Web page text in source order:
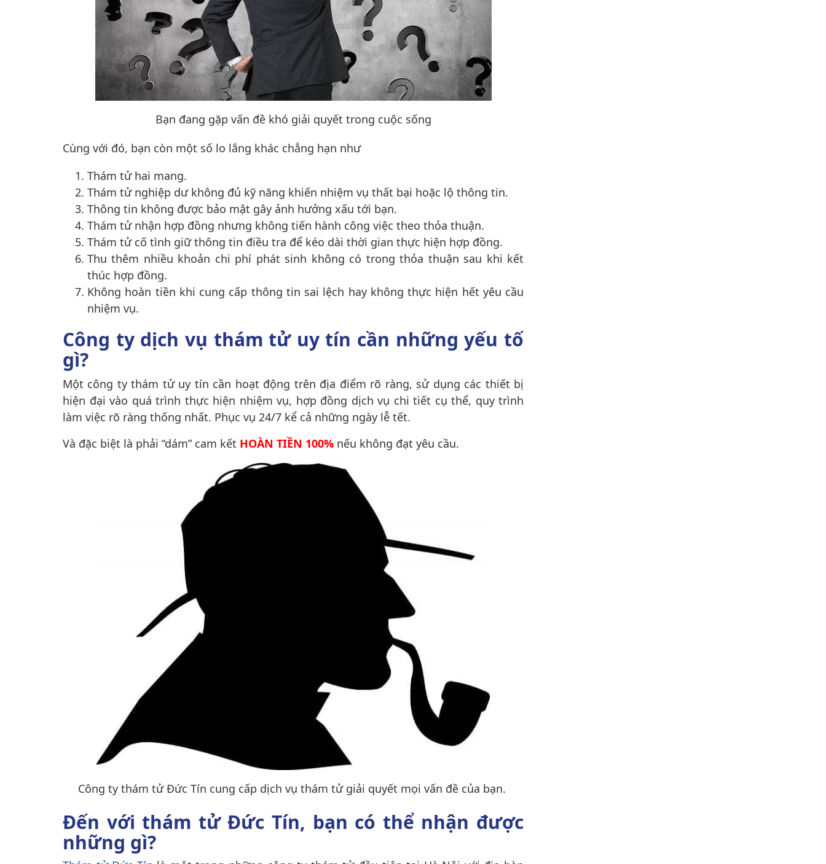
Bạn đang gặp vấn đề khó giải quyết trong cuộc sống
Cùng với đó, bạn còn một số lo lắng khác chẳng hạn như
Thám tử hai mang.
Thám tử nghiệp dư không đủ kỹ năng khiến nhiệm vụ thất bại hoặc lộ thông tin.
Thông tin không được bảo mật gây ảnh hưởng xấu tới bạn.
Thám tử nhận hợp đồng nhưng không tiến hành công việc theo thỏa thuận.
Thám tử cố tình giữ thông tin điều tra để kéo dài thời gian thực hiện hợp đồng.
Thu thêm nhiều khoản chi phí phát sinh không có trong thỏa thuận sau khi kết
thúc hợp đồng.
Không hoàn tiền khi cung cấp thông tin sai lệch hay không thực hiện hết yêu cầu
nhiệm vụ.
Công ty dịch vụ thám tử uy tín cần những yếu tố
gì?
Một công ty thám tử uy tín cần hoạt động trên địa điểm rõ ràng, sử dụng các thiết bị
hiện đại vào quá trình thực hiện nhiệm vụ, hợp đồng dịch vụ chi tiết cụ thể, quy trình
làm việc rõ ràng thống nhất. Phục vụ 24/7 kể cả những ngày lễ tết.
Và đặc biệt là phải “dám” cam kết HOÀN TIỀN 100% nếu không đạt yêu cầu.
Công ty thám tử Đức Tín cung cấp dịch vụ thám tử giải quyết mọi vấn đề của bạn.
Đến với thám tử Đức Tín, bạn có thể nhận được
những gì?